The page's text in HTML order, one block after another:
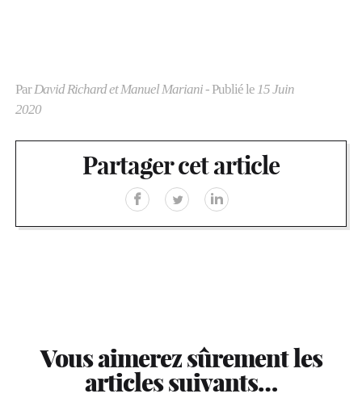
ParDavid Richard et Manuel Mariani- Publié le 15 Juin
2020
Partager cet article
Vous aimerez sûrement les
articles suivants…